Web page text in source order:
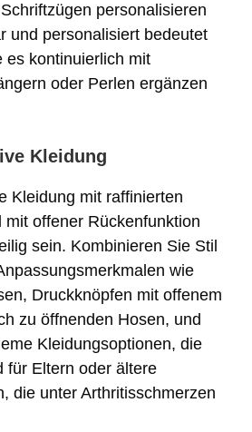
personalisieren
und personalisiert bedeutet
es kontinuierlich mit
oder Perlen ergänzen
Kleidung
Kleidung mit raffinierten
mit offener Rückenfunktion
sein. Kombinieren Sie Stil
wie
Druckknöpfen mit offenem
zu öffnenden Hosen, und
Kleidungsoptionen, die
für Eltern oder ältere
die unter Arthritisschmerzen